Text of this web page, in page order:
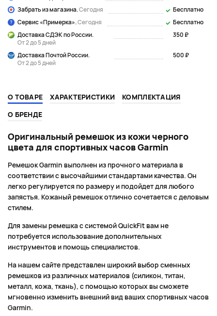
Забрать из магазина.Сегодня
Бесплатно
Сервис «Примерка».Сегодня
Бесплатно
Доставка СДЭК по России.
От 2 до 5 дней
350 ₽
Доставка Почтой России.
От 2 до 5 дней
500 ₽
О ТОВАРЕ ХАРАКТЕРИСТИКИ
КОМПЛЕКТАЦИЯ
О БРЕНДЕ
Оригинальный ремешок из кожи черного
цвета для спортивных часов Garmin
Ремешок Garmin выполнен из прочного материала в
соответствии с высочайшими стандартами качества. Он
легко регулируется по размеру и подойдет для любого
запястья. Кожаный ремешок отлично сочетается с деловым
стилем.
Для замены ремешка с системой QuickFit вам не
потребуется использование дополнительных
инструментов и помощь специалистов.
На нашем сайте представлен широкий выбор сменных
ремешков из различных материалов (силикон, титан,
металл, кожа, ткань), с помощью которых вы сможете
мгновенно изменить внешний вид ваших спортивных часов
Garmin.